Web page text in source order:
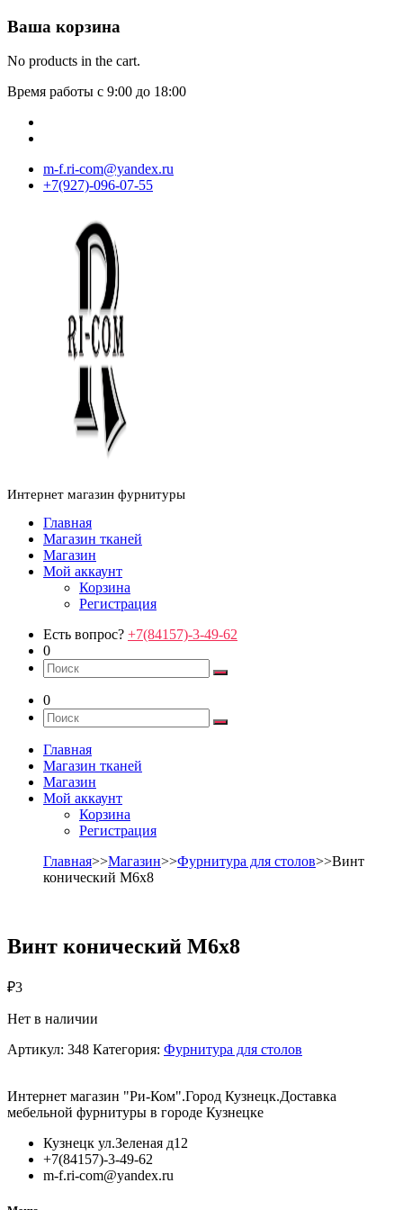
Ваша корзина
No products in the cart.
Время работы с 9:00 до 18:00
m-f.ri-com@yandex.ru
+7(927)-096-07-55
Интернет магазин фурнитуры
Главная
Магазин тканей
Магазин
Мой аккаунт
Корзина
Регистрация
Есть вопрос? +7(84157)-3-49-62
0
0
Главная
Магазин тканей
Магазин
Мой аккаунт
Корзина
Регистрация
Главная>>Магазин>>Фурнитура для столов>>Винт
конический М6х8
Винт конический М6х8
₽3
Нет в наличии
Артикул: 348 Категория: Фурнитура для столов
Интернет магазин "Ри-Ком".Город Кузнецк.Доставка
мебельной фурнитуры в городе Кузнецке
Кузнецк ул.Зеленая д12
+7(84157)-3-49-62
m-f.ri-com@yandex.ru